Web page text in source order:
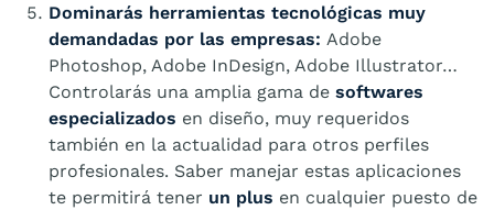
Dominarás herramientas tecnológicas muy
demandadas por las empresas: Adobe
Photoshop, Adobe InDesign, Adobe Illustrator…
Controlarás una amplia gama de softwares
especializados en diseño, muy requeridos
también en la actualidad para otros perfiles
profesionales. Saber manejar estas aplicaciones
te permitirá tener un plus en cualquier puesto de